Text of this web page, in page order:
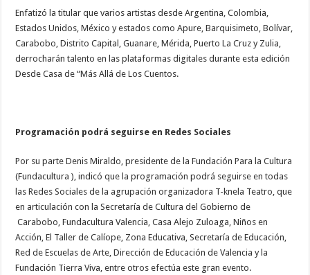
Enfatizó la titular que varios artistas desde Argentina, Colombia,
Estados Unidos, México y estados como Apure, Barquisimeto, Bolívar,
Carabobo, Distrito Capital, Guanare, Mérida, Puerto La Cruz y Zulia,
derrocharán talento en las plataformas digitales durante esta edición
Desde Casa de “Más Allá de Los Cuentos.
Programación podrá seguirse en Redes Sociales
Por su parte Denis Miraldo, presidente de la Fundación Para la Cultura
(Fundacultura ), indicó que la programación podrá seguirse en todas
las Redes Sociales de la agrupación organizadora T-knela Teatro, que
en articulación con la Secretaría de Cultura del Gobierno de
Carabobo, Fundacultura Valencia, Casa Alejo Zuloaga, Niños en
Acción, El Taller de Calíope, Zona Educativa, Secretaría de Educación,
Red de Escuelas de Arte, Dirección de Educación de Valencia y la
Fundación Tierra Viva, entre otros efectúa este gran evento.